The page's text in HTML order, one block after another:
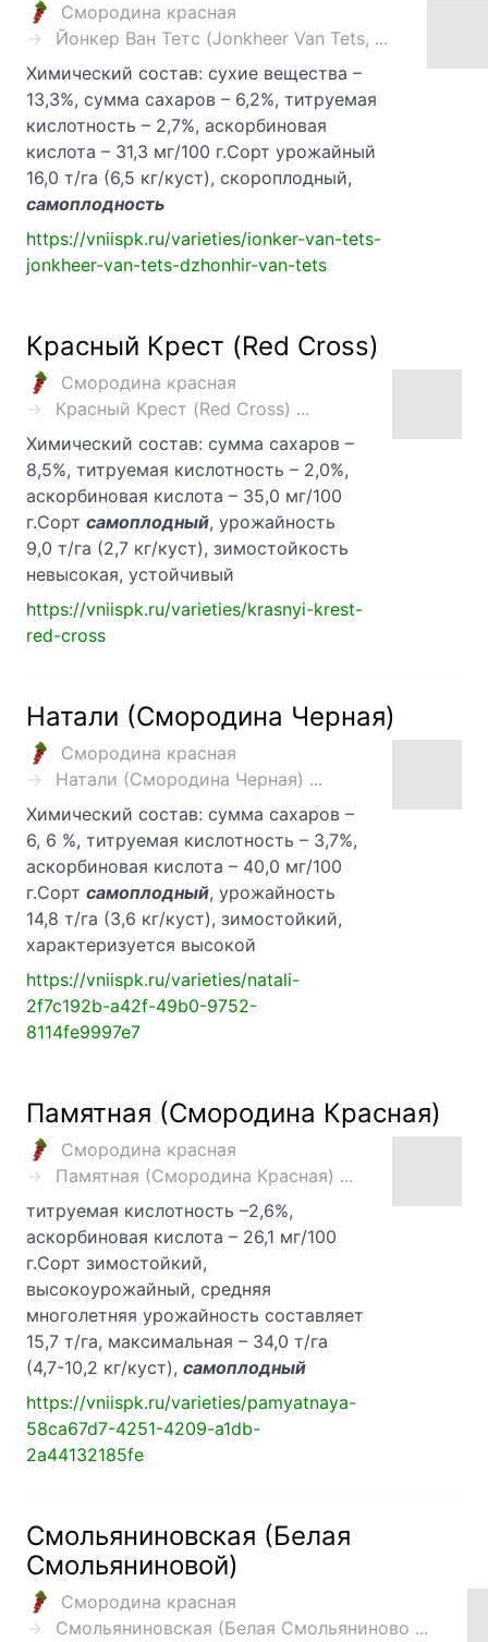
Смородина красная
Йонкер Ван Тетс (Jonkheer Van Tets, ...
Химический состав: сухие вещества –
13,3%, сумма сахаров – 6,2%, титруемая
кислотность – 2,7%, аскорбиновая
кислота – 31,3 мг/100 г.Сорт урожайный
16,0 т/га (6,5 кг/куст), скороплодный,
самоплодность
https://vniispk.ru/varieties/ionker-van-tets-
jonkheer-van-tets-dzhonhir-van-tets
Красный Крест (Red Cross)
Смородина красная
Красный Крест (Red Cross) ...
Химический состав: сумма сахаров –
8,5%, титруемая кислотность – 2,0%,
аскорбиновая кислота – 35,0 мг/100
г.Сорт самоплодный, урожайность
9,0 т/га (2,7 кг/куст), зимостойкость
невысокая, устойчивый
https://vniispk.ru/varieties/krasnyi-krest-
red-cross
Натали (Смородина Черная)
Смородина красная
Натали (Смородина Черная) ...
Химический состав: сумма сахаров –
6, 6 %, титруемая кислотность – 3,7%,
аскорбиновая кислота – 40,0 мг/100
г.Сорт самоплодный, урожайность
14,8 т/га (3,6 кг/куст), зимостойкий,
характеризуется высокой
https://vniispk.ru/varieties/natali-
2f7c192b-a42f-49b0-9752-
8114fe9997e7
Памятная (Смородина Красная)
Смородина красная
Памятная (Смородина Красная) ...
титруемая кислотность –2,6%,
аскорбиновая кислота – 26,1 мг/100
г.Сорт зимостойкий,
высокоурожайный, средняя
многолетняя урожайность составляет
15,7 т/га, максимальная – 34,0 т/га
(4,7-10,2 кг/куст), самоплодный
https://vniispk.ru/varieties/pamyatnaya-
58ca67d7-4251-4209-a1db-
2a44132185fe
Смольяниновская (Белая
Смольяниновой)
Смородина красная
Смольяниновская (Белая Смольяниново ...